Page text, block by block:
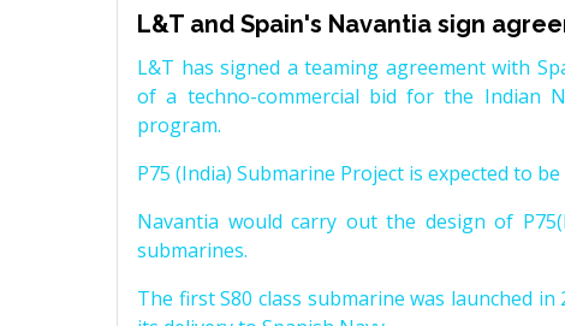
L&T and Spain's Navantia sign
L&T has signed a teaming agreement with
of a techno-commercial bid for the Indian
program.
P75 (India) Submarine Project is expected to
Navantia would carry out the design of
submarines.
The first S80 class submarine was launched